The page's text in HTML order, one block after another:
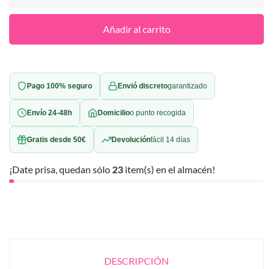
Añadir al carrito
Pago 100% seguro Envió discretogarantizado
Envío 24-48h Domicilioo punto recogida
Gratis desde 50€ Devoluciónfácil 14 días
¡Date prisa, quedan sólo 23 item(s) en el almacén!
DESCRIPCIÓN